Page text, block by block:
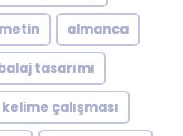
almanca
tasarımı
çalışması